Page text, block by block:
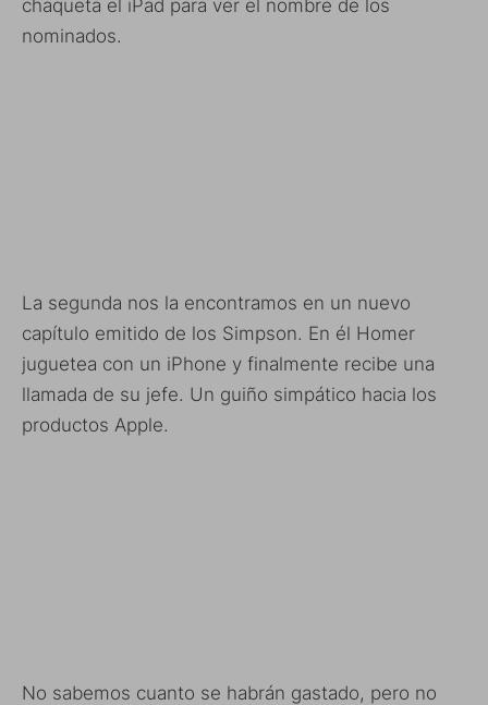
chaqueta el iPad para ver el nombre de los
nominados.
La segunda nos la encontramos en un nuevo
capítulo emitido de los Simpson. En él Homer
juguetea con un iPhone y finalmente recibe una
llamada de su jefe. Un guiño simpático hacia los
productos Apple.
No sabemos cuanto se habrán gastado, pero no